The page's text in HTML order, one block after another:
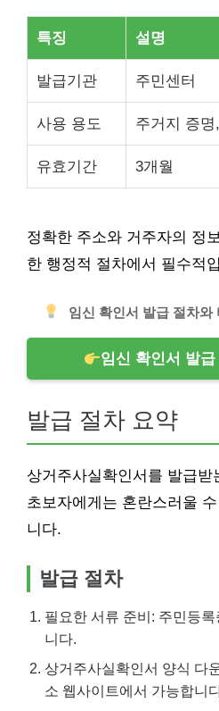
특징 설명
발급기관 주민센터
사용 용도 주거지 증
유효기간 3개월
정확한 주소와 거주자의 정
한 행정적 절차에서 필수적
임신 확인서 발급 절차와
임신 확인서 발급
발급 절차 요약
상거주사실확인서를 발급
초보자에게는 혼란스러울
니다.
발급 절차
필요한 서류 준비: 주민등
니다.
상거주사실확인서 양식 다
소 웹사이트에서 가능합니